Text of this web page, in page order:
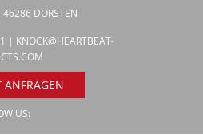
DORSTEN
| KNOCK@HEARTBEAT-
ANFRAGEN
US: